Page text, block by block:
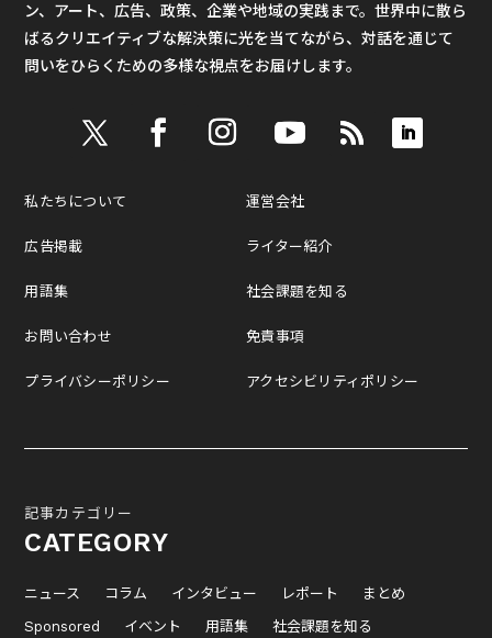
ン、アート、広告、政策、企業や地域の実践まで。世界中に散ら
ばるクリエイティブな解決策に光を当てながら、対話を通じて
問いをひらくための多様な視点をお届けします。
私たちについて
広告掲載
用語集
お問い合わせ
プライバシーポリシー
運営会社
ライター紹介
社会課題を知る
免責事項
アクセシビリティポリシー
記事カテゴリー
CATEGORY
ニュース コラム インタビュー レポート
まとめ
Sponsored
イベント 用語集 社会課題を知る